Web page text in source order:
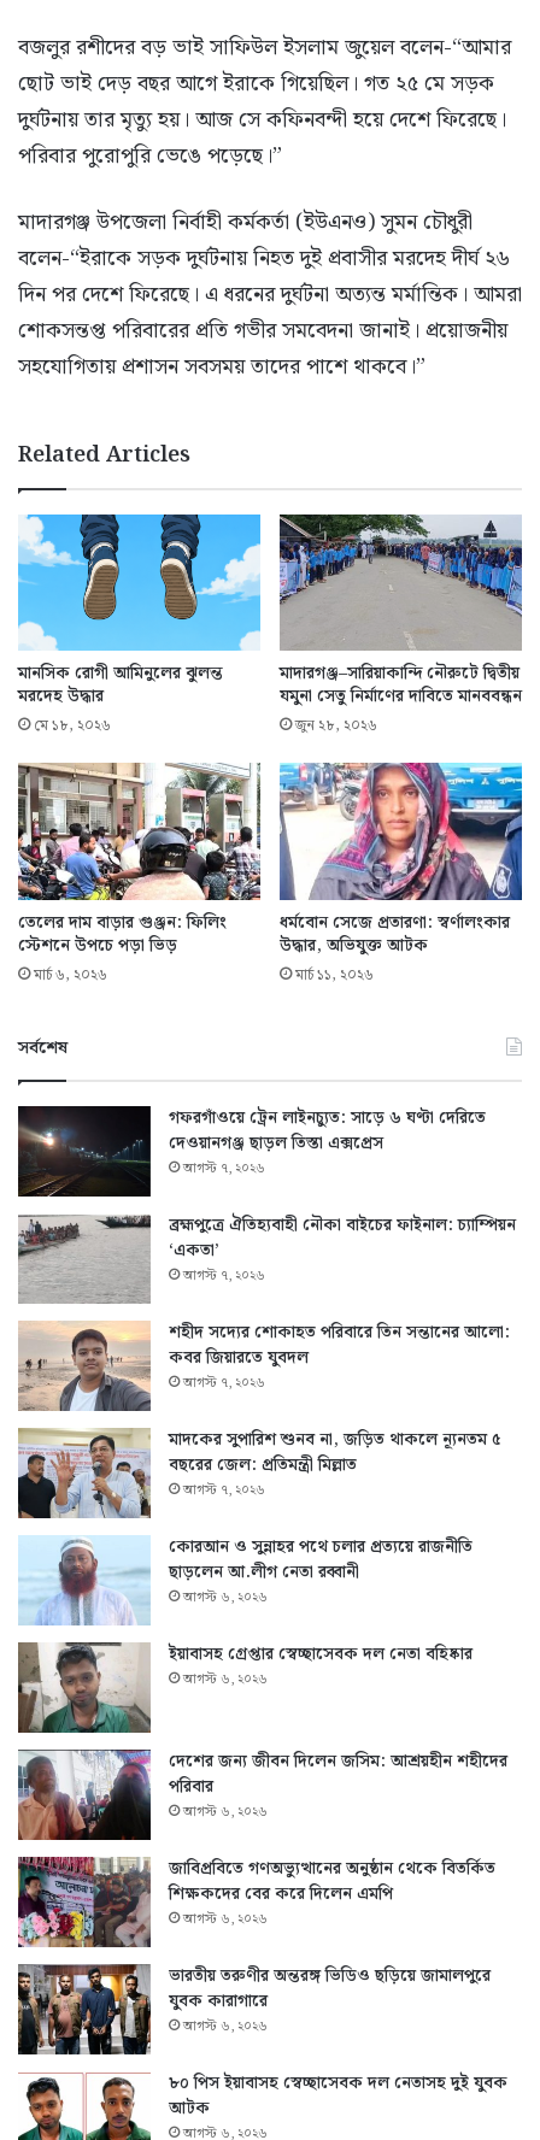
বজলুর রশীদের বড় ভাই সাফিউল ইসলাম জুয়েল বলেন-“আমার
ছোট ভাই দেড় বছর আগে ইরাকে গিয়েছিল। গত ২৫ মে সড়ক
দুর্ঘটনায় তার মৃত্যু হয়। আজ সে কফিনবন্দী হয়ে দেশে ফিরেছে।
পরিবার পুরোপুরি ভেঙে পড়েছে।”
মাদারগঞ্জ উপজেলা নির্বাহী কর্মকর্তা (ইউএনও) সুমন চৌধুরী
বলেন-“ইরাকে সড়ক দুর্ঘটনায় নিহত দুই প্রবাসীর মরদেহ দীর্ঘ ২৬
দিন পর দেশে ফিরেছে। এ ধরনের দুর্ঘটনা অত্যন্ত মর্মান্তিক। আমরা
শোকসন্তপ্ত পরিবারের প্রতি গভীর সমবেদনা জানাই। প্রয়োজনীয়
সহযোগিতায় প্রশাসন সবসময় তাদের পাশে থাকবে।”
Related Articles
মানসিক রোগী আমিনুলের ঝুলন্ত
মরদেহ উদ্ধার
মে ১৮, ২০২৬
মাদারগঞ্জ–সারিয়াকান্দি নৌরুটে দ্বিতীয়
যমুনা সেতু নির্মাণের দাবিতে মানববন্ধন
জুন ২৮, ২০২৬
তেলের দাম বাড়ার গুঞ্জন: ফিলিং
স্টেশনে উপচে পড়া ভিড়
মার্চ ৬, ২০২৬
ধর্মবোন সেজে প্রতারণা: স্বর্ণালংকার
উদ্ধার, অভিযুক্ত আটক
মার্চ ১১, ২০২৬
সর্বশেষ
গফরগাঁওয়ে ট্রেন লাইনচ্যুত: সাড়ে ৬ ঘণ্টা দেরিতে
দেওয়ানগঞ্জ ছাড়ল তিস্তা এক্সপ্রেস
আগস্ট ৭, ২০২৬
ব্রহ্মপুত্রে ঐতিহ্যবাহী নৌকা বাইচের ফাইনাল: চ্যাম্পিয়ন
‘একতা’
আগস্ট ৭, ২০২৬
শহীদ সদ্যের শোকাহত পরিবারে তিন সন্তানের আলো:
কবর জিয়ারতে যুবদল
আগস্ট ৭, ২০২৬
মাদকের সুপারিশ শুনব না, জড়িত থাকলে ন্যূনতম ৫
বছরের জেল: প্রতিমন্ত্রী মিল্লাত
আগস্ট ৭, ২০২৬
কোরআন ও সুন্নাহর পথে চলার প্রত্যয়ে রাজনীতি
ছাড়লেন আ.লীগ নেতা রব্বানী
আগস্ট ৬, ২০২৬
ইয়াবাসহ গ্রেপ্তার স্বেচ্ছাসেবক দল নেতা বহিষ্কার
আগস্ট ৬, ২০২৬
দেশের জন্য জীবন দিলেন জসিম: আশ্রয়হীন শহীদের
পরিবার
আগস্ট ৬, ২০২৬
জাবিপ্রবিতে গণঅভ্যুত্থানের অনুষ্ঠান থেকে বিতর্কিত
শিক্ষকদের বের করে দিলেন এমপি
আগস্ট ৬, ২০২৬
ভারতীয় তরুণীর অন্তরঙ্গ ভিডিও ছড়িয়ে জামালপুরে
যুবক কারাগারে
আগস্ট ৬, ২০২৬
৮০ পিস ইয়াবাসহ স্বেচ্ছাসেবক দল নেতাসহ দুই যুবক
আটক
আগস্ট ৬, ২০২৬